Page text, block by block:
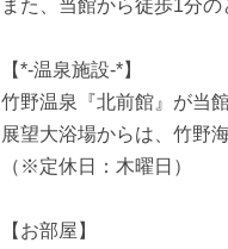
また、当館から徒歩1分の
【*-温泉施設-*】
竹野温泉『北前館』が当
展望大浴場からは、竹野
（※定休日：木曜日）
【お部屋】